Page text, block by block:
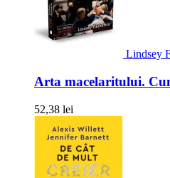
Lindsey
Arta macelaritului.
52,38 lei